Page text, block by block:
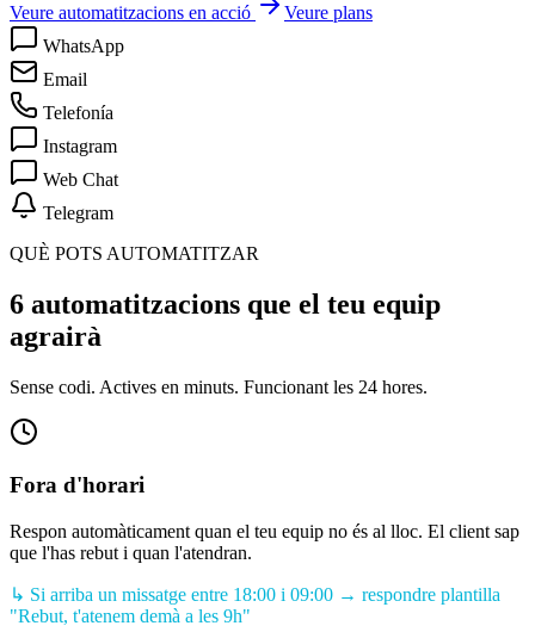
Veure automatitzacions en acció
Veure plans
WhatsApp
Email
Telefonía
Instagram
Web Chat
Telegram
QUÈ POTS AUTOMATITZAR
6 automatitzacions que el teu equip
agrairà
Sense codi. Actives en minuts. Funcionant les 24 hores.
Fora d'horari
Respon automàticament quan el teu equip no és al lloc. El client sap
que l'has rebut i quan l'atendran.
↳ Si arriba un missatge entre 18:00 i 09:00 → respondre plantilla
"Rebut, t'atenem demà a les 9h"